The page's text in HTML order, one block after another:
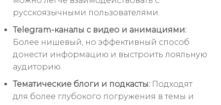
русскоязычными пользователями.
Telegram-каналы с видео и анимациями:
Более нишевый, но эффективный способ
донести информацию и выстроить лояльную
аудиторию.
Тематические блоги и подкасты: Подходят
для более глубокого погружения в темы и